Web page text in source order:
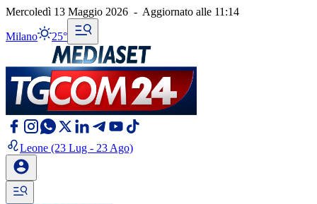
Mercoledì 13 Maggio 2026 - Aggiornato alle 11:14
Milano 25°
Leone (23 Lug - 23 Ago)